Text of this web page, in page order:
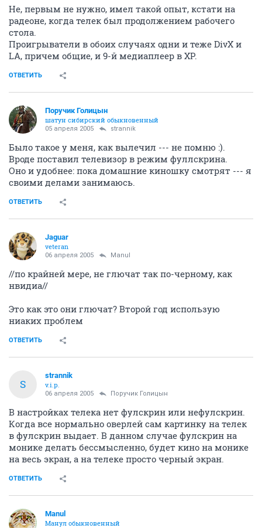
Не, первым не нужно, имел такой опыт, кстати на
радеоне, когда телек был продолжением рабочего
стола.
Проигрыватели в обоих случаях одни и теже DivX и
LA, причем общие, и 9-й медиаплеер в ХР.
ОТВЕТИТЬ
Поручик Голицын
шатун сибирский обыкновенный
05 апреля 2005 strannik
Было такое у меня, как вылечил --- не помню :).
Вроде поставил телевизор в режим фуллскрина.
Оно и удобнее: пока домашние киношку смотрят --- я
своими делами занимаюсь.
ОТВЕТИТЬ
Jaguar
veteran
06 апреля 2005 Manul
//по крайней мере, не глючат так по-черному, как
нвидиа//
Это как это они глючат? Второй год использую
ниаких проблем
ОТВЕТИТЬ
S
strannik
v.i.p.
06 апреля 2005 Поручик Голицын
В настройках телека нет фулскрин или нефулскрин.
Когда все нормально оверлей сам картинку на телек
в фулскрин выдает. В данном случае фулскрин на
монике делать бессмысленно, будет кино на монике
на весь экран, а на телеке просто черный экран.
ОТВЕТИТЬ
Manul
Манул обыкновенный